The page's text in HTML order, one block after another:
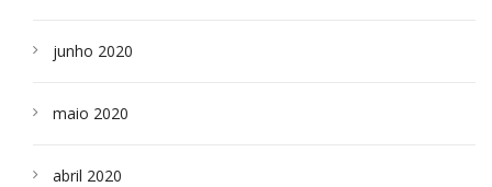
junho 2020
maio 2020
abril 2020